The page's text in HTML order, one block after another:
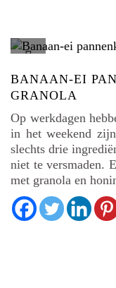
BANAAN-EI
GRANOLA
Op werkdagen
in het weekend
slechts drie
niet te versmaden.
met granola en